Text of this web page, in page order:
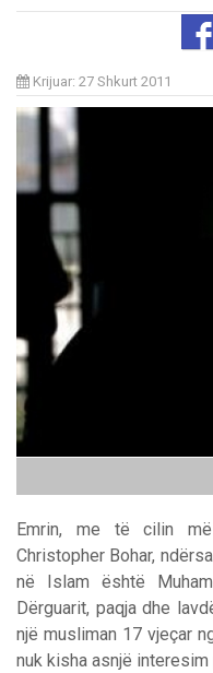
Krijuar: 27 Shkurt 2011
Emrin, me të cilin
Christopher Bohar,
në Islam është
Dërguarit, paqja dhe
një musliman 17 vjeçar
nuk kisha asnjë interesim